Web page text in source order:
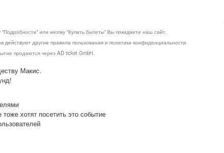
или кнопку "Купить билеты" Вы покидаете наш сайт.
действуют другие правила пользования и политика конфиденциальности.
продаются через AD ticket GmbH.
Макис.
хотят посетить это событие